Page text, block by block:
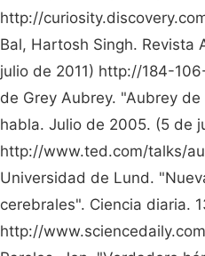
http://
Bal, Hartosh Singh. Revista
julio de 2011) http://184-
de Grey Aubrey. "Aubrey
habla. Julio de 2005. (5 de
http://www.ted.com/talks/
Universidad de Lund.
cerebrales". Ciencia diaria.
http://